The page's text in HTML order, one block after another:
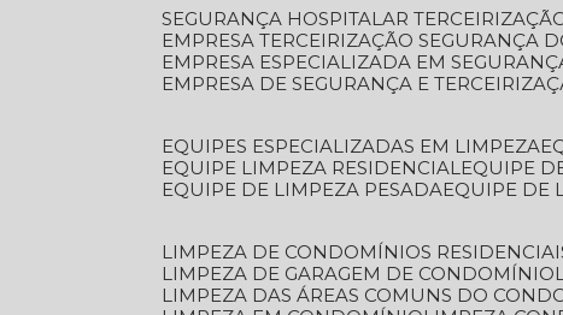
SEGURANÇA HOSPITALAR
EMPRESA TERCEIRIZAÇÃO SEGURANÇA
EMPRESA ESPECIALIZADA EM
EMPRESA DE SEGURANÇA E
EQUIPES ESPECIALIZADAS EM LIMPEZA
EQUIPE LIMPEZA RESIDENCIAL EQUIPE
EQUIPE DE LIMPEZA PESADA EQUIPE
LIMPEZA DE CONDOMÍNIOS
LIMPEZA DE GARAGEM DE CONDOMÍNIO
LIMPEZA DAS ÁREAS COMUNS DO